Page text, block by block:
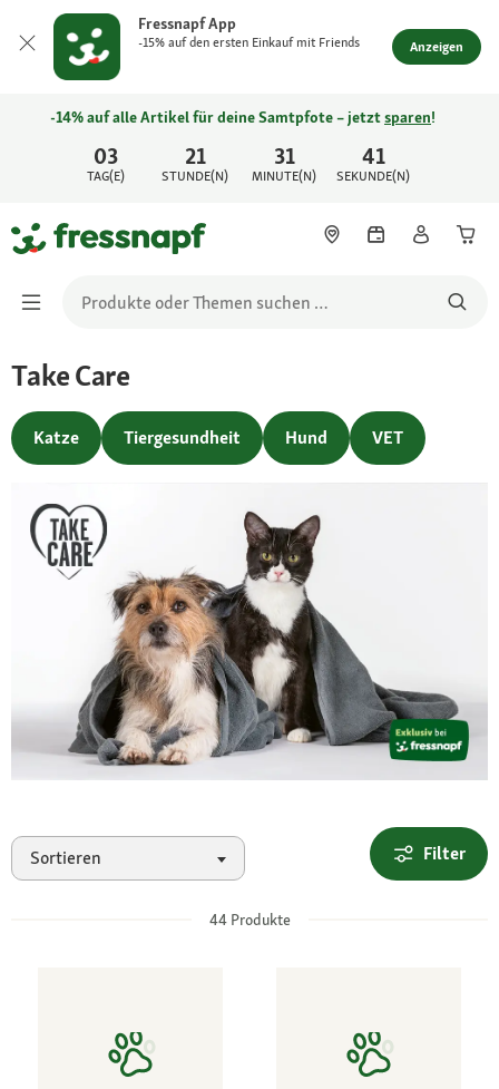
Fressnapf App
-15% auf den ersten Einkauf mit Friends Anzeigen
03
TAG(E)
21
STUNDE(N)
31
MINUTE(N)
41
SEKUNDE(N)
-14% auf alle Artikel für deine Samtpfote – jetztsparen!
Take Care
Katze Tiergesundheit Hund VET
Sortieren Filter
44Produkte